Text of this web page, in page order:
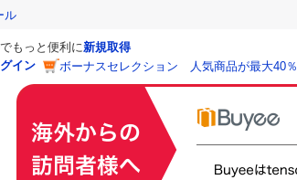
ル
でもっと便利に新規取得
イン
ボーナスセレクション 人気商品が最大40％